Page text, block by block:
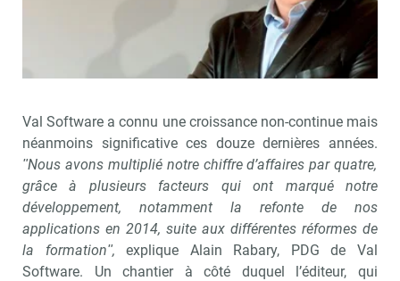
Val Software a connu une croissance non-continue mais
néanmoins significative ces douze dernières années.
ʺNous avons multiplié notre chiffre d’affaires par quatre,
grâce à plusieurs facteurs qui ont marqué notre
développement, notamment la refonte de nos
applications en 2014, suite aux différentes réformes de
la formationʺ,explique Alain Rabary, PDG de Val
Software. Un chantier à côté duquel l’éditeur, qui